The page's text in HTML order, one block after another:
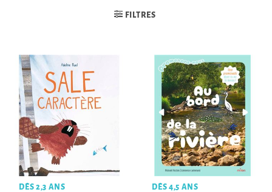
FILTRES
DÈS 2,3 ANS DÈS 4,5 ANS